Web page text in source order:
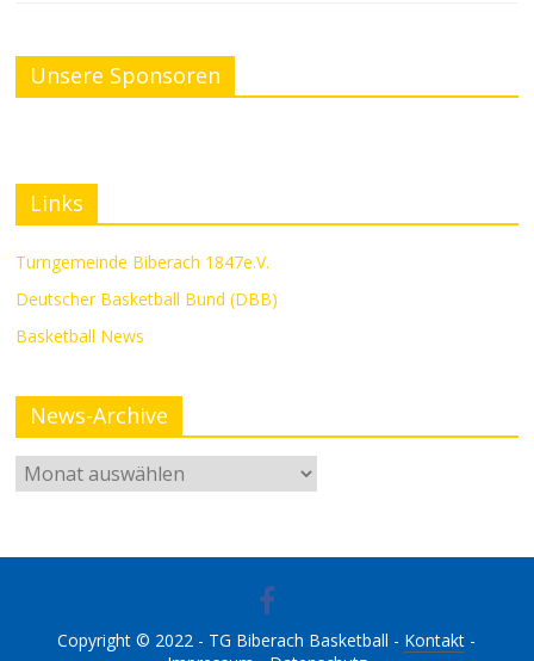
Unsere Sponsoren
Links
Turngemeinde Biberach 1847e.V.
Deutscher Basketball Bund (DBB)
Basketball News
News-Archive
Copyright © 2022 - TG Biberach Basketball - Kontakt -